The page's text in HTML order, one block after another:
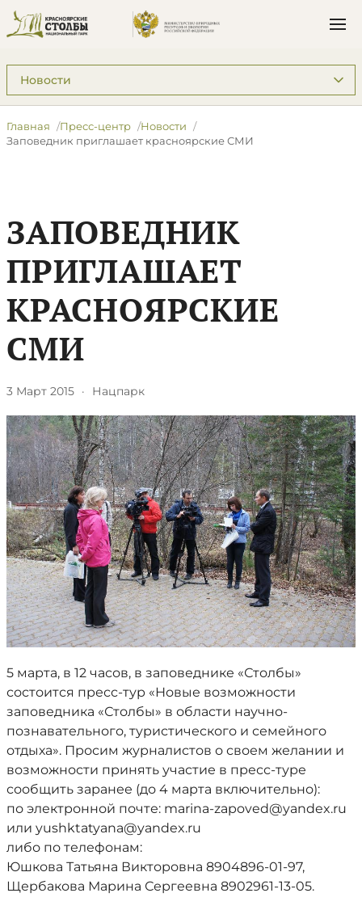
Подразделы: Пресс-центр
Главная Пресс-центр
Новости
Заповедник приглашает красноярские СМИ
ЗАПОВЕДНИК
ПРИГЛАШАЕТ
КРАСНОЯРСКИЕ
СМИ
3 Март 2015 · Нацпарк
5 марта, в 12 часов, в заповеднике «Столбы»
состоится пресс-тур «Новые возможности
заповедника «Столбы» в области научно-
познавательного, туристического и семейного
отдыха». Просим журналистов о своем желании и
возможности принять участие в пресс-туре
сообщить заранее (до 4 марта включительно):
по электронной почте: marina-zapoved@yandex.ru
или yushktatyana@yandex.ru
либо по телефонам:
Юшкова Татьяна Викторовна 8904896-01-97,
Щербакова Марина Сергеевна 8902961-13-05.